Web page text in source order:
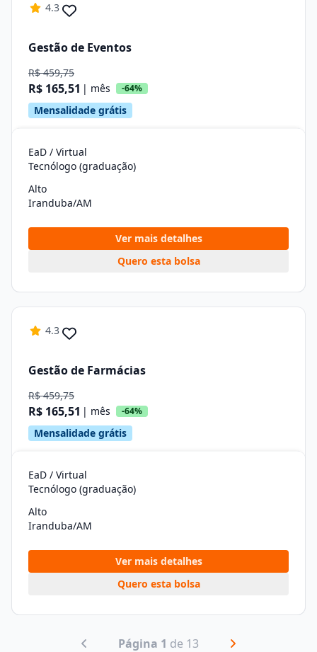
4.3
Gestão de Eventos
R$ 459,75
R$ 165,51 | mês -64%
Mensalidade grátis
EaD / Virtual
Tecnólogo (graduação)
Alto
Iranduba/AM
Ver mais detalhes
Quero esta bolsa
4.3
Gestão de Farmácias
R$ 459,75
R$ 165,51 | mês -64%
Mensalidade grátis
EaD / Virtual
Tecnólogo (graduação)
Alto
Iranduba/AM
Ver mais detalhes
Quero esta bolsa
Página 1 de 13